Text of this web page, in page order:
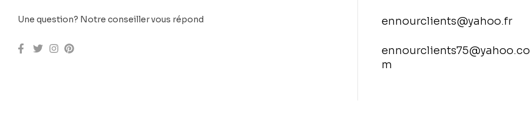
Une question? Notre conseiller vous répond ennourclients@yahoo.fr
ennourclients75@yahoo.co
m